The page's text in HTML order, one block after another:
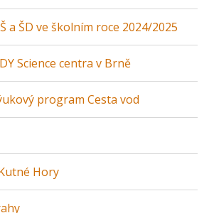
a ŠD ve školním roce 2024/2025
Science centra v Brně
program Cesta vod
Hory